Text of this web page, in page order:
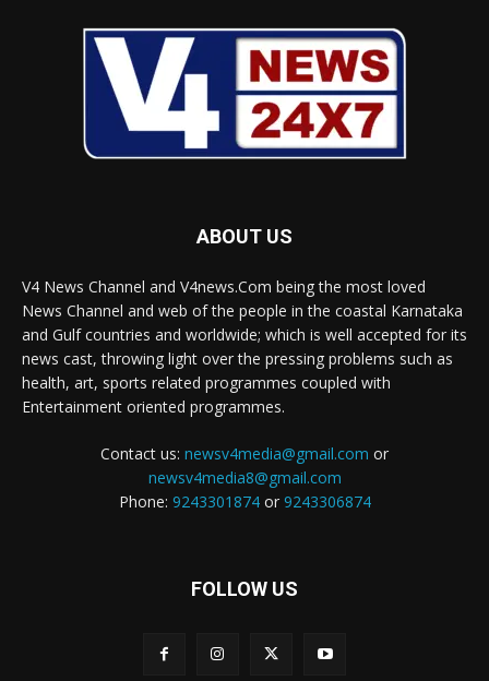
ABOUT US
V4 News Channel and V4news.Com being the most loved
News Channel and web of the people in the coastal Karnataka
and Gulf countries and worldwide; which is well accepted for its
news cast, throwing light over the pressing problems such as
health, art, sports related programmes coupled with
Entertainment oriented programmes.
Contact us: newsv4media@gmail.com or
newsv4media8@gmail.com
Phone: 9243301874or 9243306874
FOLLOW US